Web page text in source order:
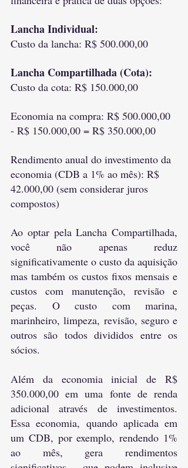
Lancha Individual:
Custo da lancha: R$ 500.000,00
Lancha Compartilhada (Cota):
Custo da cota: R$ 150.000,00
Economia na compra: R$ 500.000,00
- R$ 150.000,00 = R$ 350.000,00
Rendimento anual do investimento da
economia (CDB a 1% ao mês): R$
42.000,00 (sem considerar juros
compostos)
Ao optar pela Lancha Compartilhada,
você não apenas reduz
significativamente o custo da aquisição
mas também os custos fixos mensais e
custos com manutenção, revisão e
peças. O custo com marina,
marinheiro, limpeza, revisão, seguro e
outros são todos divididos entre os
sócios.
Além da economia inicial de R$
350.000,00 em uma fonte de renda
adicional através de investimentos.
Essa economia, quando aplicada em
um CDB, por exemplo, rendendo 1%
ao mês, gera rendimentos